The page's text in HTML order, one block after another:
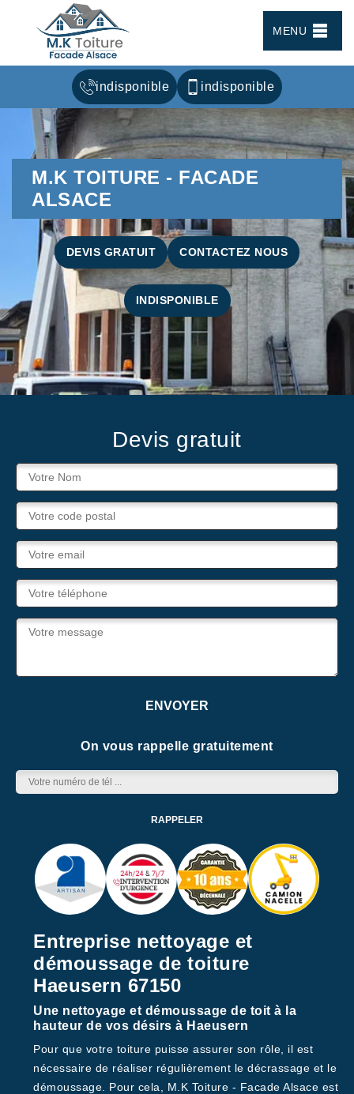
MENU
indisponible indisponible
M.K TOITURE - FACADE
ALSACE
DEVIS GRATUIT CONTACTEZ NOUS
INDISPONIBLE
Devis gratuit
On vous rappelle gratuitement
Entreprise nettoyage et
démoussage de toiture
Haeusern 67150
Une nettoyage et démoussage de toit à la
hauteur de vos désirs à Haeusern
Pour que votre toiture puisse assurer son rôle, il est
nécessaire de réaliser régulièrement le décrassage et le
démoussage. Pour cela, M.K Toiture - Facade Alsace est